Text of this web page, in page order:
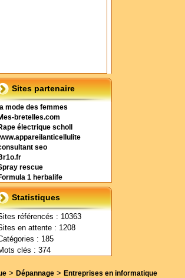
Sites partenaire
la mode des femmes
bretelles.com
électrique scholl
seo
rescue
1 herbalife
Statistiques
référencés : 10363
en attente : 1208
: 185
clés : 374
> Dépannage > Entreprises en informatique